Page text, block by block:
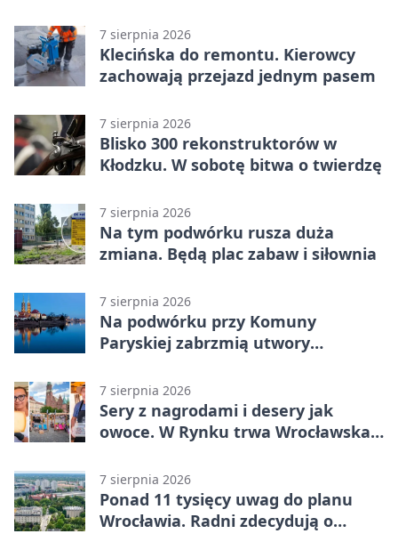
porażka wrocławian
7 sierpnia 2026
Klecińska do remontu. Kierowcy
zachowają przejazd jednym pasem
7 sierpnia 2026
Blisko 300 rekonstruktorów w
Kłodzku. W sobotę bitwa o twierdzę
7 sierpnia 2026
Na tym podwórku rusza duża
zmiana. Będą plac zabaw i siłownia
7 sierpnia 2026
Na podwórku przy Komuny
Paryskiej zabrzmią utwory
7 sierpnia 2026
Sery z nagrodami i desery jak
owoce. W Rynku trwa Wrocławska
7 sierpnia 2026
Ponad 11 tysięcy uwag do planu
Wrocławia. Radni zdecydują o